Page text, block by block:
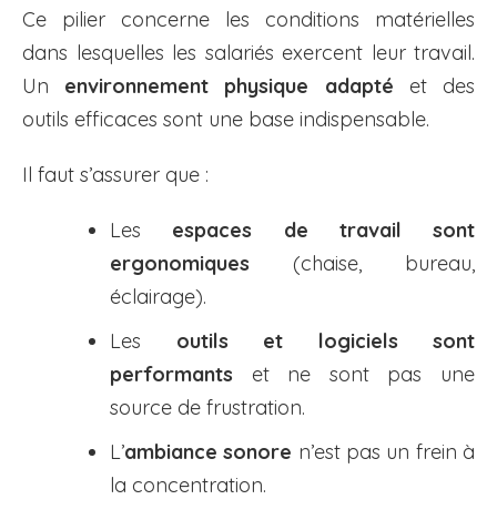
Ce pilier concerne les conditions matérielles
dans lesquelles les salariés exercent leur travail.
Un environnement physique adapté et des
outils efficaces sont une base indispensable.
Il faut s’assurer que :
Les espaces de travail sont
ergonomiques (chaise, bureau,
éclairage).
Les outils et logiciels sont
performants et ne sont pas une
source de frustration.
L’ambiance sonore n’est pas un frein à
la concentration.